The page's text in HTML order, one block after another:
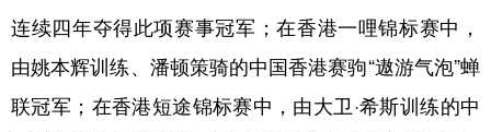
陕西 甘肃 青海 宁夏
连续四年夺得此项赛事冠军；在香港一哩锦标赛中，
由姚本辉训练、潘顿策骑的中国香港赛驹“遨游气泡”蝉
联冠军；在香港短途锦标赛中，由大卫·希斯训练的中